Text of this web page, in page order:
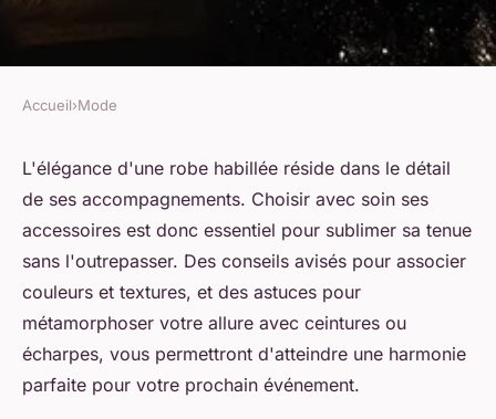
Comment assortir une robe
habillée avec des accessoires ?
Thomas•19 avril 2024•3 min de lecture
Accueil›Mode
L'élégance d'une robe habillée réside dans le détail
de ses accompagnements. Choisir avec soin ses
accessoires est donc essentiel pour sublimer sa tenue
sans l'outrepasser. Des conseils avisés pour associer
couleurs et textures, et des astuces pour
métamorphoser votre allure avec ceintures ou
écharpes, vous permettront d'atteindre une harmonie
parfaite pour votre prochain événement.